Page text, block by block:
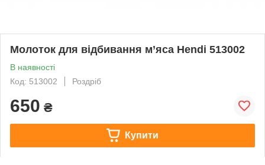
Молоток для відбивання м’яса Hendi 513002
В наявності
Код: 513002
Роздріб
650 ₴
Купити